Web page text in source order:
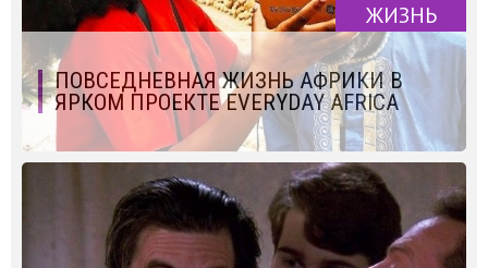
ЖИЗНЬ
ПОВСЕДНЕВНАЯ ЖИЗНЬ АФРИКИ В
ЯРКОМ ПРОЕКТЕ EVERYDAY AFRICA